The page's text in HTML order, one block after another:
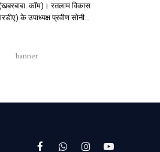
कॉम)। रतलाम विकास
के उपाध्यक्ष प्रवीण सोनी…
banner